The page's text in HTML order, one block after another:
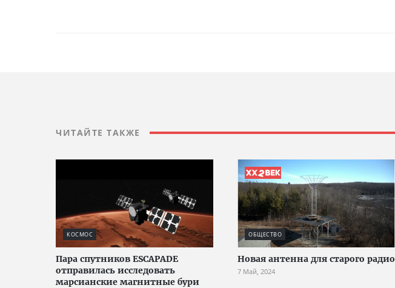
ЧИТАЙТЕ ТАКЖЕ
КОСМОС
Пара спутников ESCAPADE
отправилась исследовать
марсианские магнитные бури
ОБЩЕСТВО
Новая антенна для старого радио
7 Май, 2024